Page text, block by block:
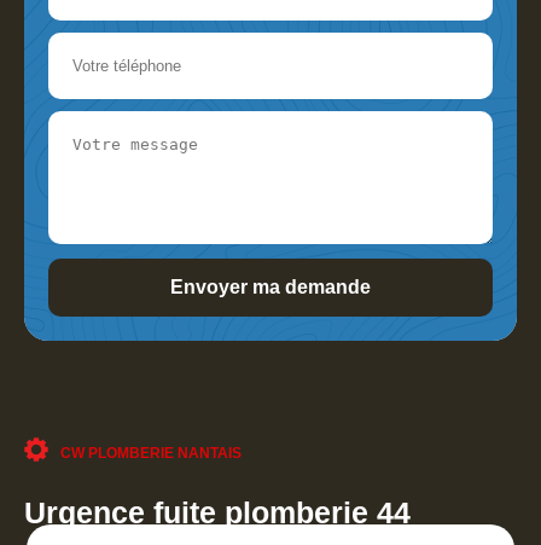
CW PLOMBERIE NANTAIS
Urgence fuite plomberie 44